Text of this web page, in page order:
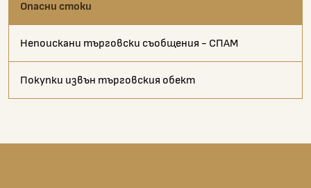
Опасни стоки
Непоискани търговски съобщения - СПАМ
Покупки извън търговския обект